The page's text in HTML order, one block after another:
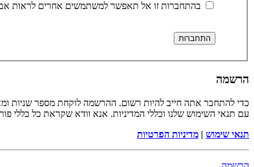
בהתחברות זו אל תאפשר למשתמשים אחרים לראות
הרשמה
כדי להתחבר אתה חייב להיות רשום. ההרשמה לוקחת מספר שניות
עם תנאי השימוש שלנו וכללי המדיניות. אנא וודא שקראת כל כללי
תנאי שימוש | מדיניות הפרטיות